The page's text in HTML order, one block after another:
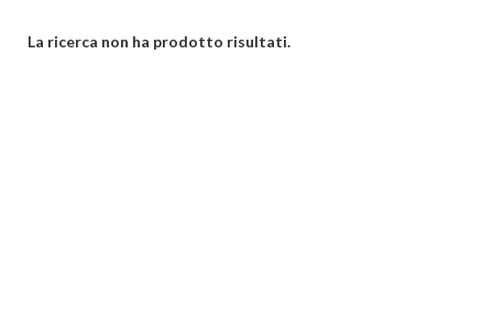
La ricerca non ha prodotto risultati.